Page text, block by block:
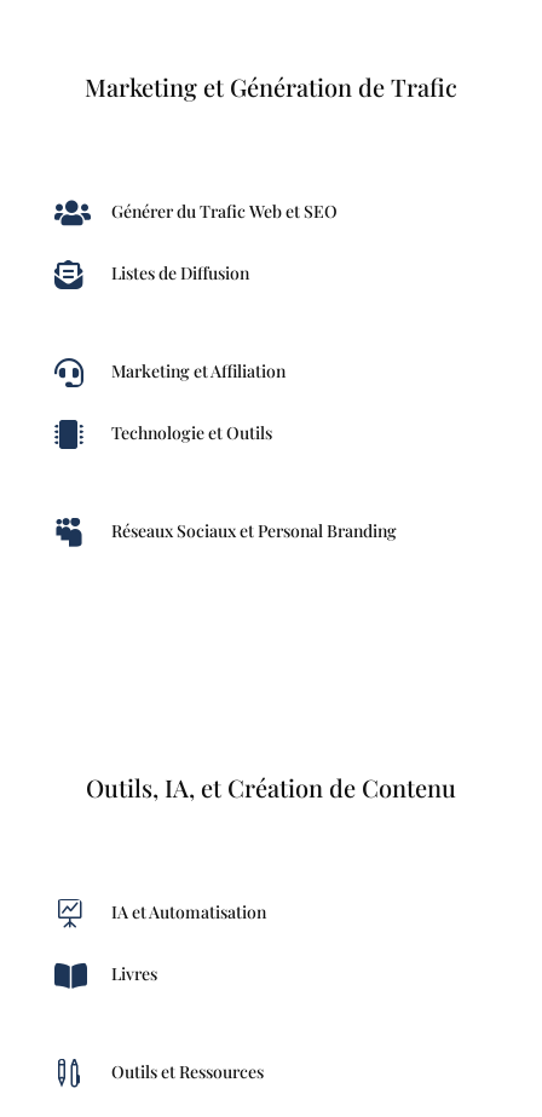
Marketing et Génération de Trafic
 Générer du Trafic Web et SEO
 Listes de Diffusion
 Marketing et Affiliation
 Technologie et Outils
 Réseaux Sociaux et Personal Branding
Outils, IA, et Création de Contenu
 IA et Automatisation
 Livres
 Outils et Ressources